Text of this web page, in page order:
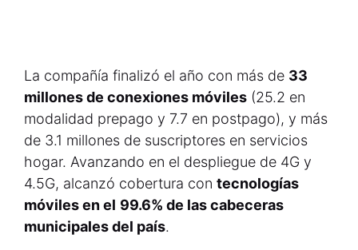
La compañía finalizó el año con más de 33
millones de conexiones móviles (25.2 en
modalidad prepago y 7.7 en postpago), y más
de 3.1 millones de suscriptores en servicios
hogar. Avanzando en el despliegue de 4G y
4.5G, alcanzó cobertura con tecnologías
móviles en el 99.6% de las cabeceras
municipales del país.